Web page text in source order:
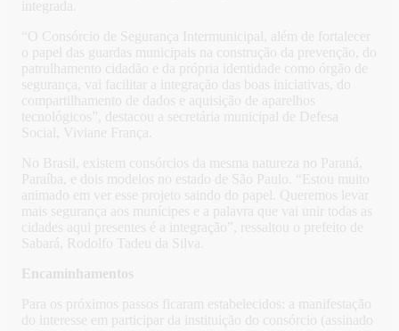
integrada.
“O Consórcio de Segurança Intermunicipal, além de fortalecer
o papel das guardas municipais na construção da prevenção, do
patrulhamento cidadão e da própria identidade como órgão de
segurança, vai facilitar a integração das boas iniciativas, do
compartilhamento de dados e aquisição de aparelhos
tecnológicos”, destacou a secretária municipal de Defesa
Social, Viviane França.
No Brasil, existem consórcios da mesma natureza no Paraná,
Paraíba, e dois modelos no estado de São Paulo. “Estou muito
animado em ver esse projeto saindo do papel. Queremos levar
mais segurança aos munícipes e a palavra que vai unir todas as
cidades aqui presentes é a integração”, ressaltou o prefeito de
Sabará, Rodolfo Tadeu da Silva.
Encaminhamentos
Para os próximos passos ficaram estabelecidos: a manifestação
do interesse em participar da instituição do consórcio (assinado